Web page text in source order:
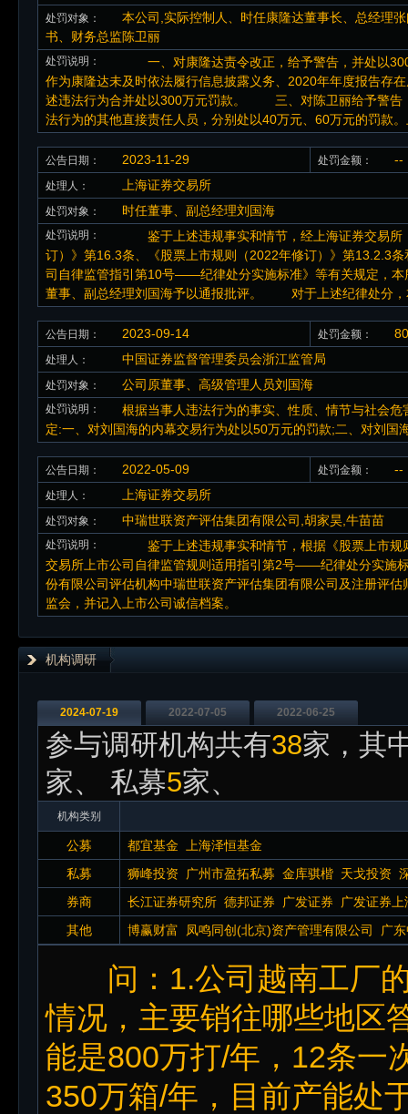
处罚对象：
本公司,实际控制人、时任康隆达董事长、总经理
书、财务总监陈卫丽
处罚说明：
一、对康隆达责令改正，给予警告，并处以
作为康隆达未及时依法履行信息披露义务、2020年年度报告存
述违法行为合并处以300万元罚款。 三、对陈卫丽给予警告
法行为的其他直接责任人员，分别处以40万元、60万元的罚款
公告日期： 2023-11-29 处罚金额： --
处理人： 上海证券交易所
处罚对象： 时任董事、副总经理刘国海
处罚说明：
鉴于上述违规事实和情节，经上海证券交易所
订）》第16.3条、《股票上市规则（2022年修订）》第13.2.3
司自律监管指引第10号——纪律处分实施标准》等有关规定，
董事、副总经理刘国海予以通报批评。 对于上述纪律处分，
公告日期： 2023-09-14 处罚金额：
处理人： 中国证券监督管理委员会浙江监管局
处罚对象： 公司原董事、高级管理人员刘国海
处罚说明：
根据当事人违法行为的事实、性质、情节与社会
定:一、对刘国海的内幕交易行为处以50万元的罚款;二、对刘
公告日期： 2022-05-09 处罚金额： --
处理人： 上海证券交易所
处罚对象： 中瑞世联资产评估集团有限公司,胡家昊,牛苗苗
处罚说明：
鉴于上述违规事实和情节，根据《股票上市规
交易所上市公司自律监管规则适用指引第2号——纪律处分实施
份有限公司评估机构中瑞世联资产评估集团有限公司及注册
监会，并记入上市公司诚信档案。
机构调研
2024-07-19 2022-07-05 2022-06-25
参与调研机构共有38家，其
家、 私募5家、
机构类别
公募 都宜基金
上海泽恒基金
私募
狮峰投资 广州市盈拓私募 金库骐楷 天戈投资
券商
长江证券研究所 德邦证券 广发证券
广发证券
证券湖北分公司
百瑞赢证券咨询 青石证券 山
其他 博赢财富 凤鸣同创(北京)资产管理有限公司
广
顺投资有限公司
深圳市新狮峰投资有限公司 台
武汉泽弘投资管理有限公司
欣歌投资 浙江居正
问：1.公司越南工厂的
情况，主要销往哪些地区
能是800万打/年，12条一
350万箱/年，目前产能处